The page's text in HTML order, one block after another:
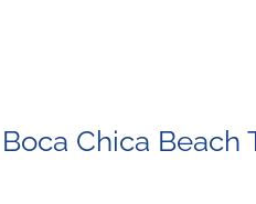
Chica Beach